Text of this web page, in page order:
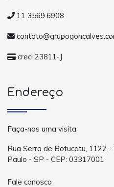
11 3569.6908
creci 23811-J
Endereço
Faça-nos uma visita
Rua Serra de Botucatu, 1122 -
Paulo - SP - CEP: 03317001
Fale conosco